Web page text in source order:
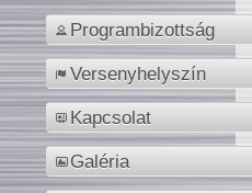
Programbizottság
Versenyhelyszín
Kapcsolat
Galéria